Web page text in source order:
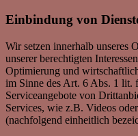
Einbindung von
Wir setzen innerhalb unseres
unserer berechtigten
Optimierung und
im Sinne des Art. 6 Abs. 1
Serviceangebote von
Services, wie z.B. Videos
(nachfolgend einheitlich